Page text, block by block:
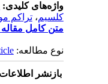
واژه‌های کلیدی:
کلسیم،تراکم
متن کامل مقاله[PDF 617 kb]
نوع مطالعه:
بازنشر اطلاعات